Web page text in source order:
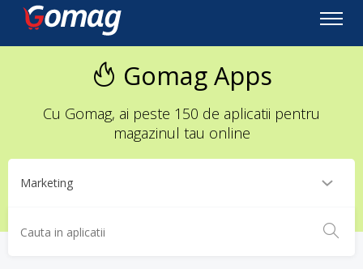
Gomag Apps
Cu Gomag, ai peste 150 de aplicatii pentru
magazinul tau online